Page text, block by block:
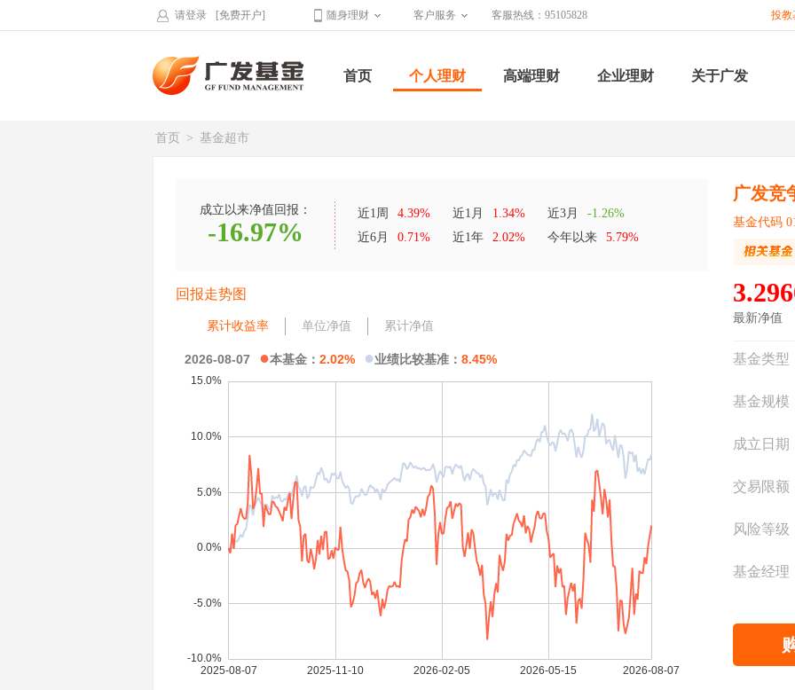
请登录 [免费开户] 随身理财 客户服务 客服热线：95105828 投教
首页 个人理财 高端理财 企业理财 关于广发
首页 > 基金超市
成立以来净值回报：
-16.97%
近1周 4.39% 近1月 1.34% 近3月
-1.26%
近6月
0.71% 近1年 2.02% 今年以来 5.79%
回报走势图
累计收益率 单位净值 累计净值
2026-08-07 ●本基金： 2.02% ●业绩比较基准： 8.45%
广发竞
基金代码
最新净值
基金类型
基金规模
成立日期
交易限额
风险等级
基金经理